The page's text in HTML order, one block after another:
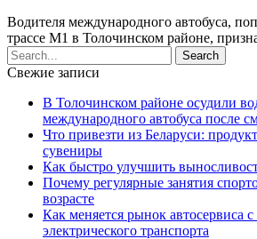
Водителя международного автобуса,
трассе М1 в Толочинском районе,
Свежие записи
В Толочинском районе осудили
международного автобуса после
Что привезти из Беларуси:
сувениры
Как быстро улучшить
Почему регулярные занятия
возрасте
Как меняется рынок автосервиса
электрического транспорта